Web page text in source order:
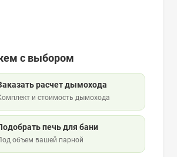
с выбором
расчет дымохода
и стоимость дымохода
печь для бани
объем вашей парной